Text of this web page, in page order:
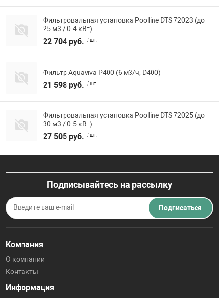
Фильтровальная установка Poolline DTS 72023 (до
25 м3 / 0.4 кВт)
22 704 руб. / шт.
Фильтр Aquaviva P400 (6 м3/ч, D400)
21 598 руб. / шт.
Фильтровальная установка Poolline DTS 72025 (до
30 м3 / 0.5 кВт)
27 505 руб. / шт.
Подписывайтесь на рассылку
Подписаться
Компания
О компании
Контакты
Информация